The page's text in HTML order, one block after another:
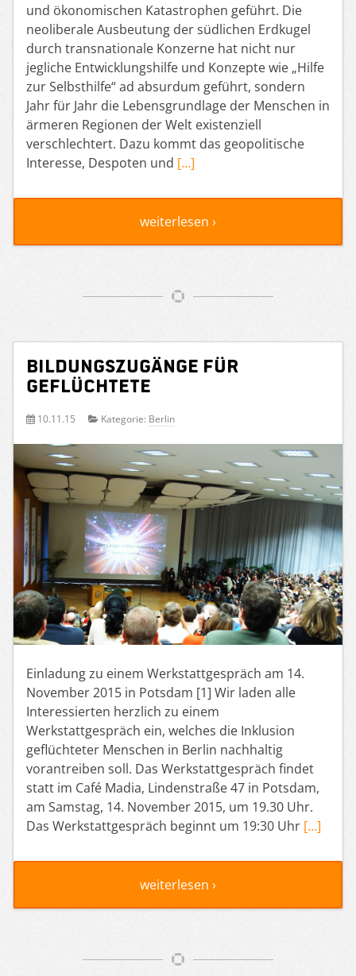
und ökonomischen Katastrophen geführt. Die
neoliberale Ausbeutung der südlichen Erdkugel
durch transnationale Konzerne hat nicht nur
jegliche Entwicklungshilfe und Konzepte wie „Hilfe
zur Selbsthilfe“ ad absurdum geführt, sondern
Jahr für Jahr die Lebensgrundlage der Menschen in
ärmeren Regionen der Welt existenziell
verschlechtert. Dazu kommt das geopolitische
Interesse, Despoten und […]
weiterlesen ›
Bildungszugänge für
Geflüchtete
10.11.15 Kategorie: Berlin
Einladung zu einem Werkstattgespräch am 14.
November 2015 in Potsdam [1] Wir laden alle
Interessierten herzlich zu einem
Werkstattgespräch ein, welches die Inklusion
geflüchteter Menschen in Berlin nachhaltig
vorantreiben soll. Das Werkstattgespräch findet
statt im Café Madia, Lindenstraße 47 in Potsdam,
am Samstag, 14. November 2015, um 19.30 Uhr.
Das Werkstattgespräch beginnt um 19:30 Uhr […]
weiterlesen ›